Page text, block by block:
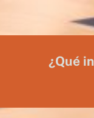
¿Qué